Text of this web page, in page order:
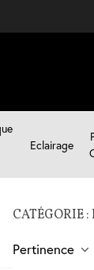
Eclairage
CATÉGORIE
Pertinence